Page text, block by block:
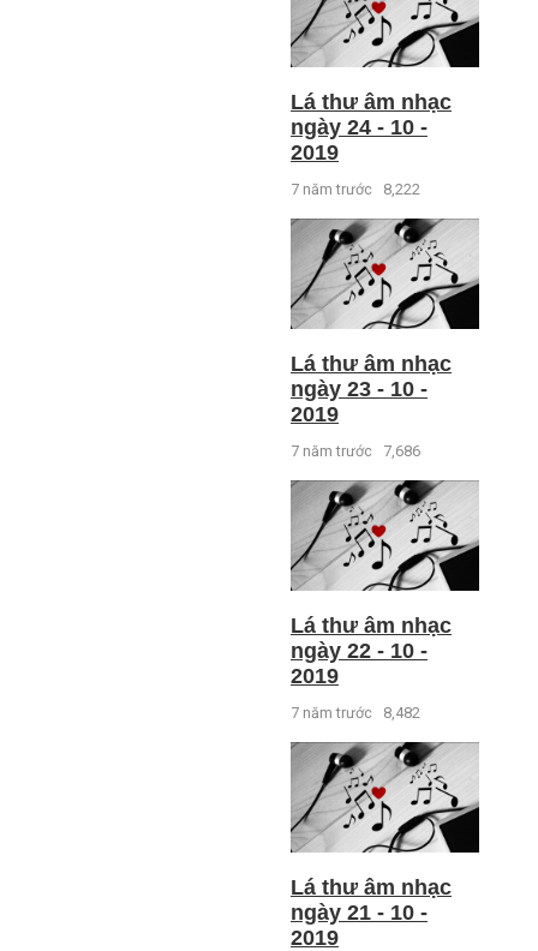
Lá thư âm nhạc
ngày 24 - 10 -
2019
7 năm trước 8,222
Lá thư âm nhạc
ngày 23 - 10 -
2019
7 năm trước 7,686
Lá thư âm nhạc
ngày 22 - 10 -
2019
7 năm trước 8,482
Lá thư âm nhạc
ngày 21 - 10 -
2019